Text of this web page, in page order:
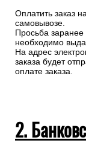
Оплатить заказ
самовывозе.
Просьба заранее
необходимо
На адрес
заказа будет
оплате заказа.
2.